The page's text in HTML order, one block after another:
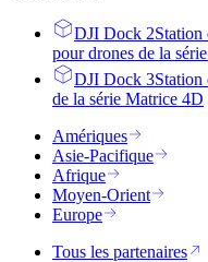
DJI Dock 2Station
pour drones de la
DJI Dock 3Station
de la série Matrice 4D
Amériques
Asie-Pacifique
Afrique
Moyen-Orient
Europe
Tous les partenaires